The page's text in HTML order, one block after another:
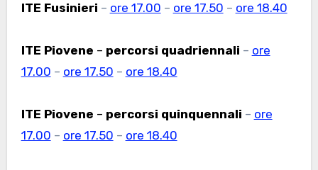
ITE Fusinieri – ore 17.00 – ore 17.50 – ore 18.40
ITE Piovene – percorsi quadriennali – ore
17.00 – ore 17.50 – ore 18.40
ITE Piovene – percorsi quinquennali – ore
17.00 – ore 17.50 – ore 18.40